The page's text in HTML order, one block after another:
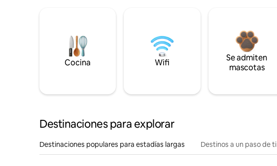
Cocina Wifi
Se admiten
mascotas
Destinaciones para explorar
Destinaciones populares para estadías largas Destinos a un paso de ti